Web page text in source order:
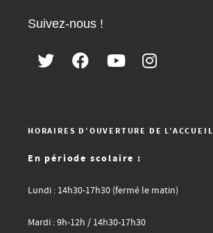
Suivez-nous !
HORAIRES D’OUVERTURE DE L’ACCUEIL
En période scolaire :
Lundi : 14h30-17h30 (fermé le matin)
Mardi : 9h-12h / 14h30-17h30